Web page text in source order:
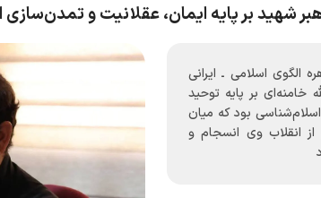
شهید بر پایه ایمان، عقلانیت و
الگوی اسلامی ـ ایرانی
خامنه‌ای بر پایه توحید
بود که میان
انقلاب وی انسجام و